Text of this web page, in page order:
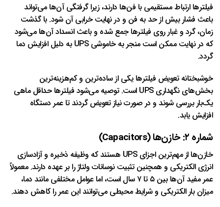
فیلترها ارتباط مستقیمی با فن‌ها دارند، زیرا گرفتگی آن‌ها می‌تواند
باعث فشار بیش از حد به فن و در نهایت خرابی آن شود. با گذشت
زمان، گرد و غبار روی فیلترها جمع شده و باعث انسداد آن‌ها می‌شود
که در نهایت ممکن است منجر به خاموشی UPS به دلیل افزایش دما
گردد.
خوشبختانه تعویض فیلترها یکی از ساده‌ترین و کم‌هزینه‌ترین
بخش‌های نگهداری UPS است. توصیه می‌شود فیلترها حداقل ماهی
یک‌بار بررسی شوند و در صورت نیاز تعویض گردند تا عمر دستگاه
افزایش یابد.
شماره ۲: خازن‌ها (Capacitors)
خازن‌ها از مهم‌ترین اجزای UPS هستند که وظیفه ذخیره و آزادسازی
انرژی الکتریکی و همچنین تثبیت نوسانات ولتاژ را بر عهده دارند. معمولاً
عمر مفید آن‌ها بین ۵ تا ۷ سال است، اما عوامل مختلفی مانند دما،
میزان بار الکتریکی و شرایط محیطی می‌توانند این عمر را کاهش دهند.